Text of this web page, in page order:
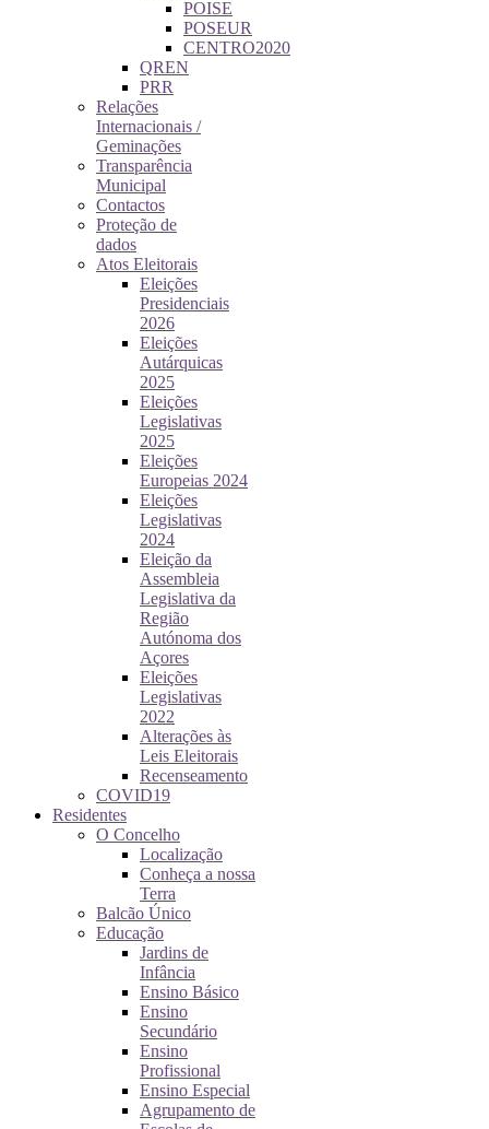
POISE
POSEUR
CENTRO2020
QREN
PRR
Relações
Internacionais /
Geminações
Transparência
Municipal
Contactos
Proteção de
dados
Atos Eleitorais
Eleições
Presidenciais
2026
Eleições
Autárquicas
2025
Eleições
Legislativas
2025
Eleições
Europeias 2024
Eleições
Legislativas
2024
Eleição da
Assembleia
Legislativa da
Região
Autónoma dos
Açores
Eleições
Legislativas
2022
Alterações às
Leis Eleitorais
Recenseamento
COVID19
Residentes
O Concelho
Localização
Conheça a nossa
Terra
Balcão Único
Educação
Jardins de
Infância
Ensino Básico
Ensino
Secundário
Ensino
Profissional
Ensino Especial
Agrupamento de